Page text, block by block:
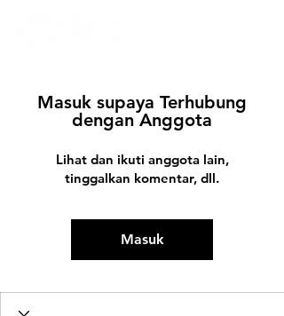
Masuk supaya Terhubung
dengan Anggota
Lihat dan ikuti anggota lain,
tinggalkan komentar, dll.
Masuk